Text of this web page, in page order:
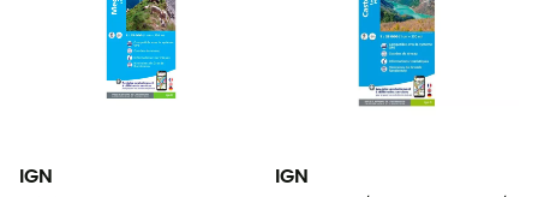
IGN IGN